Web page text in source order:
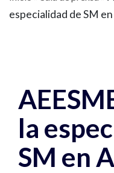
especialidad de SM
la
SM en